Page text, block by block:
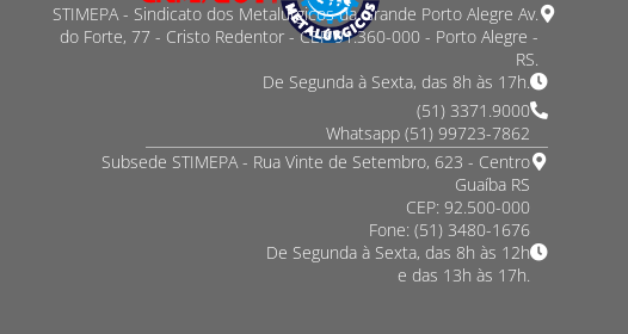
STIMEPA - Sindicato dos Metalurgicos da Grande Porto Alegre Av.
do Forte, 77 - Cristo Redentor - CEP 91.360-000 - Porto Alegre -
RS.
De Segunda à Sexta, das 8h às 17h.
(51) 3371.9000
Whatsapp (51) 99723-7862
Subsede STIMEPA - Rua Vinte de Setembro, 623 - Centro
Guaíba RS
CEP: 92.500-000
Fone: (51) 3480-1676
De Segunda à Sexta, das 8h às 12h
e das 13h às 17h.